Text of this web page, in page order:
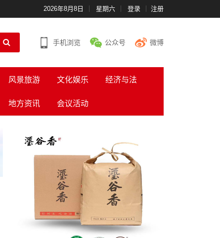
2026年8月8日 星期六 登录 注册
手机浏览 公众号 微博
风景旅游 文化娱乐 经济与法
地方资讯 会议活动